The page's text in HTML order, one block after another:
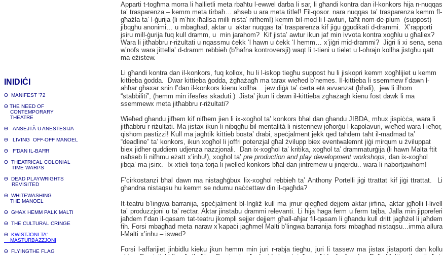
INIDIĊI
Θ MANIFEST '72
Θ THE NEED OF
CONTEMPORARY
THEATRE
Θ
ANSEJTÀ U ANESTESIJA
Θ LIVING OFF-OFF MANOEL
Θ F'DAN IL-BAĦĦ
Θ THEATRICAL COLONIAL
TIME WARPS
Θ DEAD PLAYWRIGHTS
REVISITED
Θ WHITEWASHING
THE MANOEL
Θ GĦAX HEMM PALK MALTI
Θ THE CULTURAL CRINGE
Θ KWISTJONI TA'
MASTURBAZZJONI
Θ FLYINGTHE FLAG
Apparti t-togħma morra li ħallietli meta rbaħtu l-ewwel darba li sar, li għandi kontra dan il-konkors hija n-nuqqas
ta’ trasparenza – kemm meta tirbaħ… aħseb u ara meta titlef! Fil-qosor. nara nuqqas ta’ trasparenza kemm fl-
għażla ta’ l-ġurija (li m’hix iħallsa milli nista’ nifhem!) kemm bil-mod li l-awturi, taħt nom-de-plum (suppost)
jibqgħu anonimi… u mbagħad, aktar u aktar nuqqas ta’ trasparenza kif jiġu ġġudikati d-drammi. X’rapporti
jsiru mill-ġurija fuq kull dramm, u min jarahom? Kif jista’ awtur ikun jaf min ivvota kontra xogħlu u għaliex?
Wara li jitħabbru r-riżultati u nqassmu ċekk ‘l hawn u ċekk ‘l hemm… x’jiġri mid-drammi? Jiġri li xi sena, sena
w’nofs wara jittella’ d-dramm rebbieħ (b’ħafna kontroversji) waqt li t-tieni u tielet u l-oħrajn kollha jistgħu qatt
ma eżistew.
Li għandi kontra dan il-konkors, fuq kollox, hu li l-iskop tiegħu suppost hu li jiskopri kemm xogħlijiet u kemm
kittieba ġodda. Dwar kittieba ġodda, żgħażagħ ma tarax wieħed b’nemes. Il-kittieba li ssemmew f’dawn l-
aħħar għaxar snin f’dan il-konkors kienu kollha… jew diġà ta’ ċerta età avvanzat (bħali), jew li ilhom
“stabbiliti”, (hemm min ifesfes skaduti.) Jista’ jkun li dawn il-kittieba zgħażagħ kienu fost dawk li ma
ssemmewx meta jitħabbru r-riżultati?
Wieħed għandu jifhem kif nifhem jien li ix-xogħol ta’ konkors bħal dan għandu JIBDA, mhux jispiċċa, wara li
jitħabbru r-riżultati. Ma jistax ikun li nibqgħu bil-mentalità li nistennew joħorġu l-kapolavuri, wieħed wara l-ieħor,
qishom pastizzi! Kull ma jagħtik kittieb bosta’ drabi, speċjalment jekk qed taħdem taħt il-madmad ta’
“deadline” ta’ konkors, ikun xogħol li joffri potenzjal għal żvilupp biex eventwalemnt jiġi mirqum u żviluppat
biex jidher quddiem udjenza nazzjonali. Dan ix-xogħol ta’ kritika, xogħol ta’ drammaturġija (li hawn Malta ftit
naħseb li nifhmu eżatt x’inhu!), xogħol ta’ pre production and play development workshops, dan ix-xogħol
jibqa’ ma jsirx. Ix-xtieli torja torja li jwelled konkors bħal dan jintremew u jinqerdu.. wara li nabortjawhom!
F’ċirkostanzi bħal dawn ma nistagħġbux lix-xogħol rebbieħ ta’ Anthony Portelli jiġi ttrattat kif jiġi ttrattat. Li
għandna nistaqsu hu kemm se ndumu naċċettaw din il-qagħda?
t-teatru b’lingwa barranija, speċjalment bl-Ingliż kull ma jmur qiegħed dejjem aktar jirfina, aktar jgħolli l-livell
ta’ produzzjoni u ta’ reċtar. Aktar jinstabu drammi relevanti. Li hija ħaga ferm u ferm tajba. Jalla min jippreferi
jaħdem f’dan il-qasam tat-teatru jkompli sejjer dejjem għall-aħjar fil-qasam li għandu kull dritt jagħżel li jaħdem
fih. Forsi mbagħad meta naraw x’kapaċi jagħmel Malti b’lingwa barranija forsi mbagħad nistaqsu...imma allura
l-Malti x’inhu – iswed?
Forsi l-affarijiet jinbidlu kieku jkun hemm min juri r-rabja tiegħu, juri li tassew ma jistax jistaporti dan kollu